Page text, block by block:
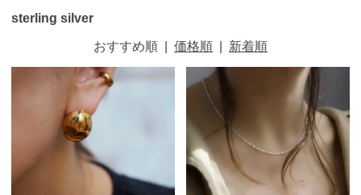
sterling silver
おすすめ順 価格順 新着順